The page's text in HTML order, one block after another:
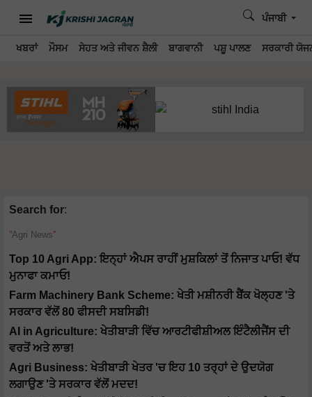
ਖਬਰਾਂ ਮੌਸਮ ਸੇਹਤ ਅਤੇ ਜੀਵਨ ਸ਼ੈਲੀ ਬਾਗਵਾਨੀ ਪਸ਼ੂ ਪਾਲਣ ਸਰਕਾਰੀ
ਪੰਜਾਬੀ
Search for:
Agri News
Top 10 Agri App: ਇਨ੍ਹਾਂ ਐਪਸ ਰਾਹੀਂ ਮੁਸ਼ਕਿਲਾਂ ਤੋਂ ਨਿਜਾਤ ਪਾਓ! ਵੱਧ
ਮੁਨਾਫਾ ਕਮਾਓ!
Farm Machinery Bank Scheme: ਖੇਤੀ ਮਸ਼ੀਨਰੀ ਬੈਂਕ ਖੋਲ੍ਹਣ 'ਤੇ
ਸਰਕਾਰ ਵੱਲੋਂ 80 ਫੀਸਦੀ ਸਬਸਿਡੀ!
AI in Agriculture: ਖੇਤੀਬਾੜੀ ਵਿੱਚ ਆਰਟੀਫੀਸ਼ੀਅਲ ਇੰਟੈਲੀਜੈਂਸ ਦੀ
ਵਰਤੋਂ ਅਤੇ ਲਾਭ!
Agri Business: ਖੇਤੀਬਾੜੀ ਖੇਤਰ 'ਚ ਇਹ 10 ਤਰ੍ਹਾਂ ਦੇ ਉਦਯੋਗ
ਲਗਾਉਣ 'ਤੇ ਸਰਕਾਰ ਵੱਲੋਂ ਮਦਦ!